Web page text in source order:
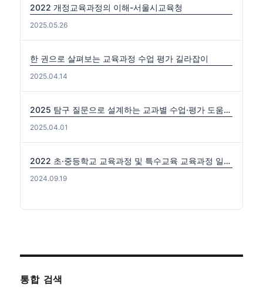
2022 개정교육과정의 이해-서울시교육청
2025.05.26
한 권으로 살펴보는 교육과정 수업 평가 길라잡이
2025.04.14
2025 탐구 질문으로 설계하는 교과별 수업·평가 도움자료(국수사과)
2025.04.01
2022 초·중등학교 교육과정 및 특수교육 교육과정 일부개정 고시 (2024-0816) 출처: https://edutown.tistory.com/1594 [초등교육마을2:티스토리]
2024.09.19
통합 검색